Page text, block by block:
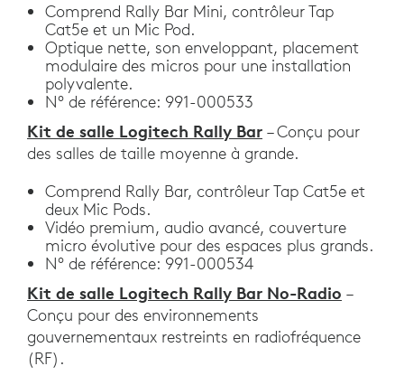
Comprend Rally Bar Mini, contrôleur Tap
Cat5e et un Mic Pod.
Optique nette, son enveloppant, placement
modulaire des micros pour une installation
polyvalente.
N° de référence: 991-000533
Kit de salle Logitech Rally Bar – Conçu pour
des salles de taille moyenne à grande.
Comprend Rally Bar, contrôleur Tap Cat5e et
deux Mic Pods.
Vidéo premium, audio avancé, couverture
micro évolutive pour des espaces plus grands.
N° de référence: 991-000534
Kit de salle Logitech Rally Bar No-Radio –
Conçu pour des environnements
gouvernementaux restreints en radiofréquence
(RF).